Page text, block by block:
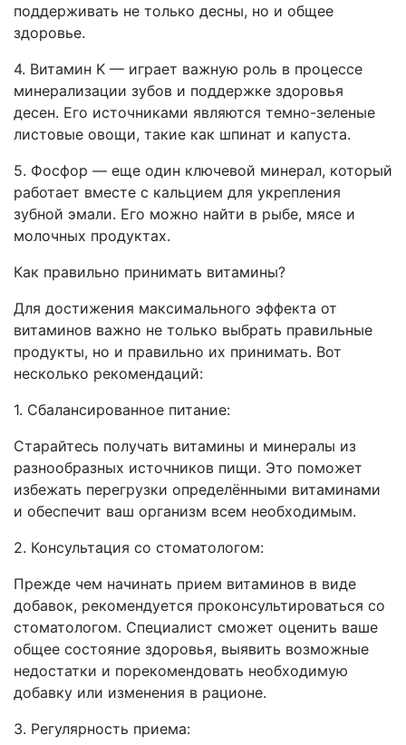
поддерживать не только десны, но и общее
здоровье.
4. Витамин K — играет важную роль в процессе
минерализации зубов и поддержке здоровья
десен. Его источниками являются темно-зеленые
листовые овощи, такие как шпинат и капуста.
5. Фосфор — еще один ключевой минерал, который
работает вместе с кальцием для укрепления
зубной эмали. Его можно найти в рыбе, мясе и
молочных продуктах.
Как правильно принимать витамины?
Для достижения максимального эффекта от
витаминов важно не только выбрать правильные
продукты, но и правильно их принимать. Вот
несколько рекомендаций:
1. Сбалансированное питание:
Старайтесь получать витамины и минералы из
разнообразных источников пищи. Это поможет
избежать перегрузки определёнными витаминами
и обеспечит ваш организм всем необходимым.
2. Консультация со стоматологом:
Прежде чем начинать прием витаминов в виде
добавок, рекомендуется проконсультироваться со
стоматологом. Специалист сможет оценить ваше
общее состояние здоровья, выявить возможные
недостатки и порекомендовать необходимую
добавку или изменения в рационе.
3. Регулярность приема: